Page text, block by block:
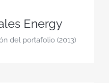
Energy
del portafolio (2013)